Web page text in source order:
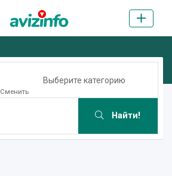
Сменить
Выберите категорию
Найти!